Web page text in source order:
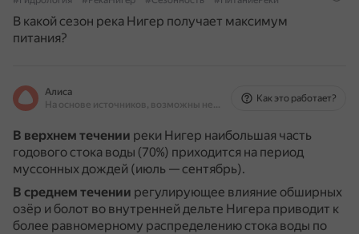
В какой сезон река Нигер получает максимум
питания?
Алиса
На основе источников, возможны неточности
Как это работает?
В верхнем течении реки Нигер наибольшая часть
годового стока воды (70%) приходится на период
муссонных дождей (июль — сентябрь).
В среднем течении регулирующее влияние обширных
озёр и болот во внутренней дельте Нигера приводит к
более равномерному распределению стока воды по